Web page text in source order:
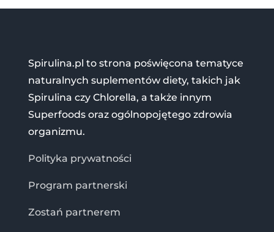
Spirulina.pl to strona poświęcona tematyce
naturalnych suplementów diety, takich jak
Spirulina czy Chlorella, a także innym
Superfoods oraz ogólnopojętego zdrowia
organizmu.
Polityka prywatności
Program partnerski
Zostań partnerem